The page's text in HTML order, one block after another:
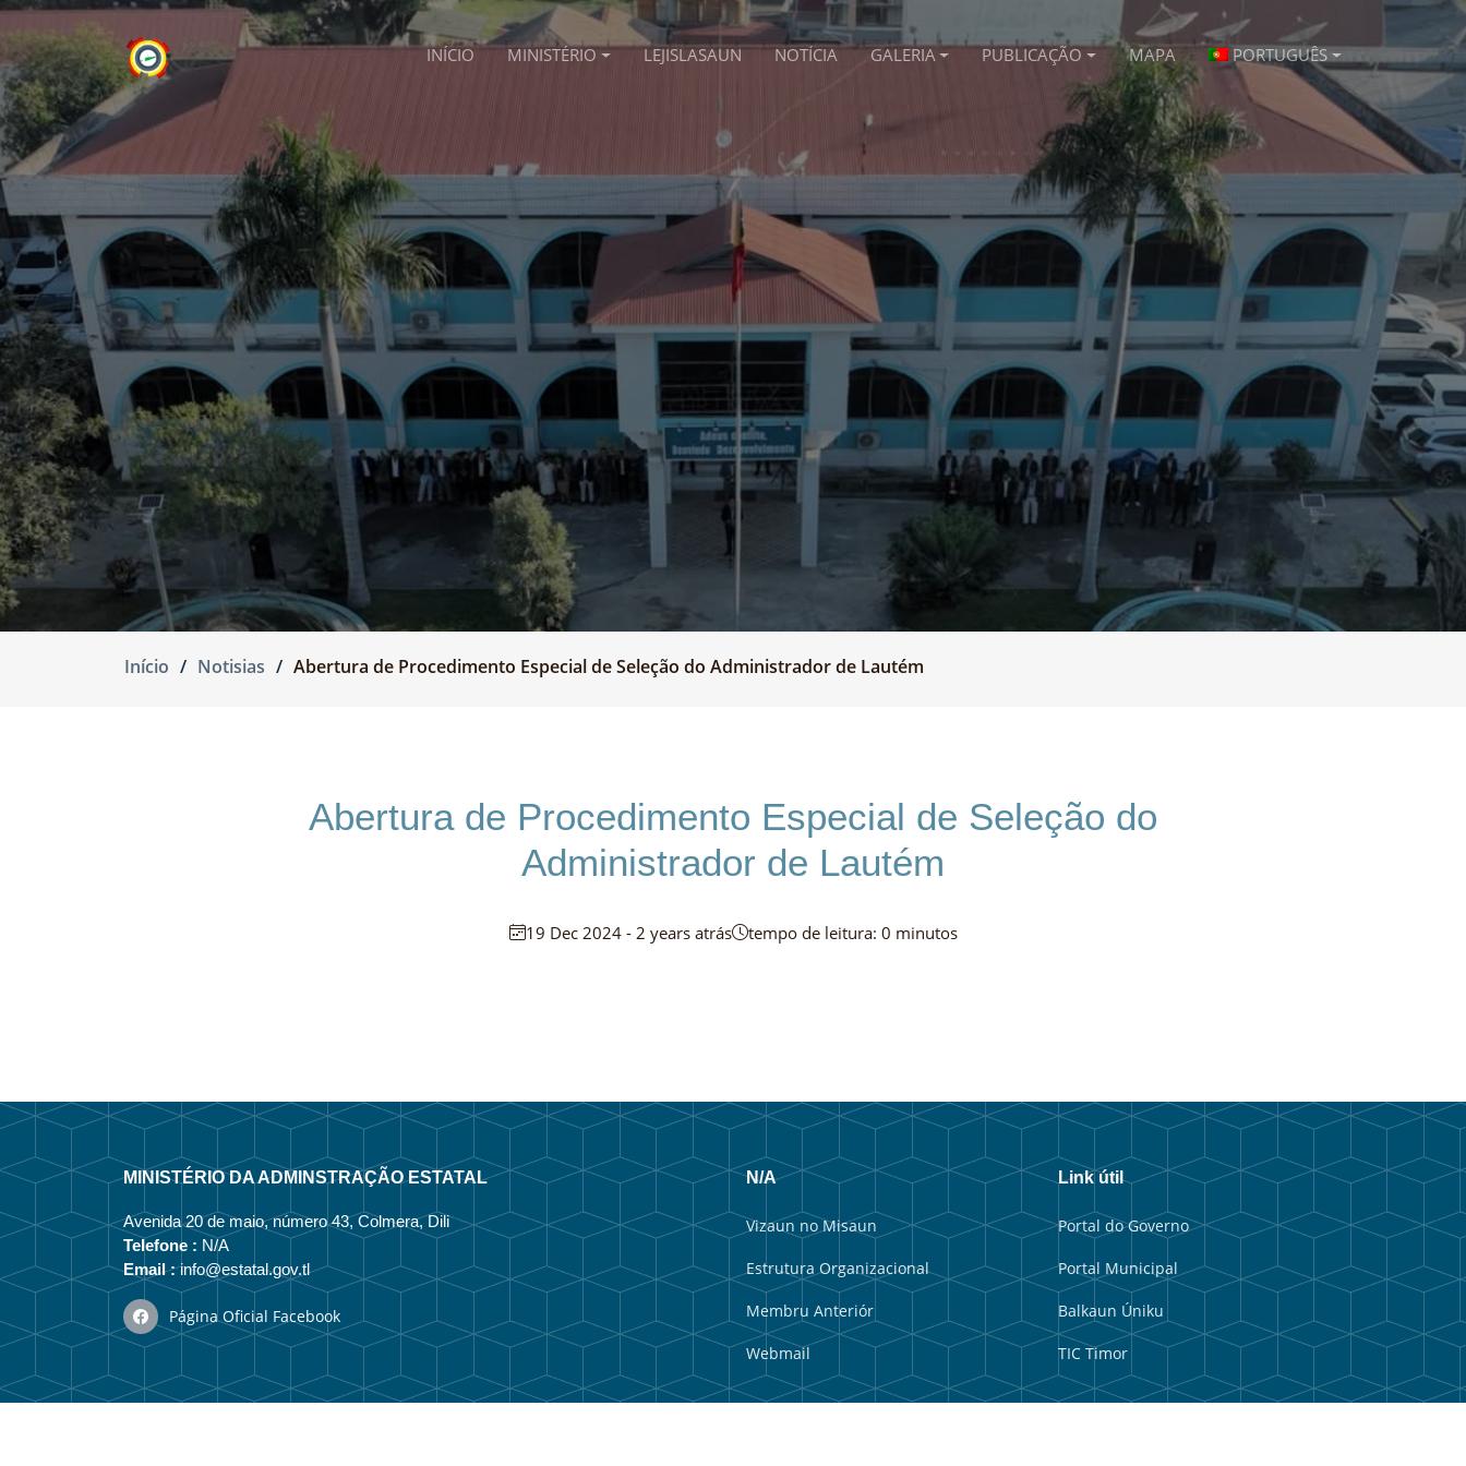
INÍCIO MINISTÉRIO LEJISLASAUN NOTÍCIA GALERIA PUBLICAÇÃO MAPA PORTUGUÊS
Início Notisias Abertura de Procedimento Especial de Seleção do Administrador de Lautém
Abertura de Procedimento Especial de Seleção do
Administrador de Lautém
19 Dec 2024 - 2 years atrás tempo de leitura: 0 minutos
MINISTÉRIO DA ADMINSTRAÇÃO ESTATAL
Avenida 20 de maio, número 43, Colmera, Dili
Telefone : N/A
Email :info@estatal.gov.tl
Página Oficial Facebook
N/A
Vizaun no Misaun
Estrutura Organizacional
Membru Anteriór
Webmail
Link útil
Portal do Governo
Portal Municipal
Balkaun Úniku
TIC Timor